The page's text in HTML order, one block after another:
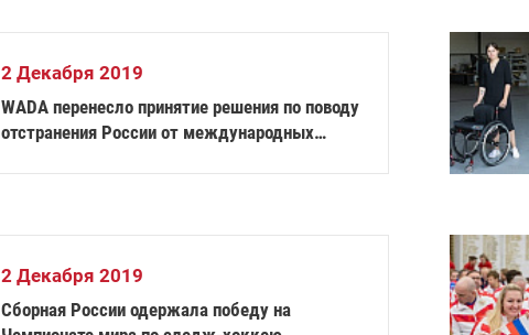
2 Декабря 2019
WADA перенесло принятие решения по поводу
отстранения России от международных
2 Декабря 2019
Сборная России одержала победу на